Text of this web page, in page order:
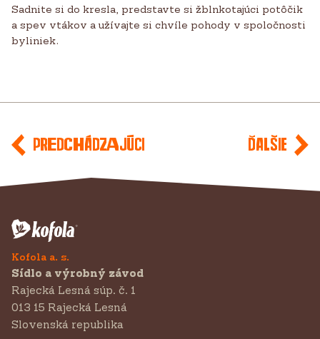
Sadnite si do kresla, predstavte si žblnkotajúci potôčik
a spev vtákov a užívajte si chvíle pohody v spoločnosti
byliniek.
Predchádzajúci Ďalšie
Kofola a. s.
Sídlo a výrobný závod
Rajecká Lesná súp. č. 1
013 15 Rajecká Lesná
Slovenská republika